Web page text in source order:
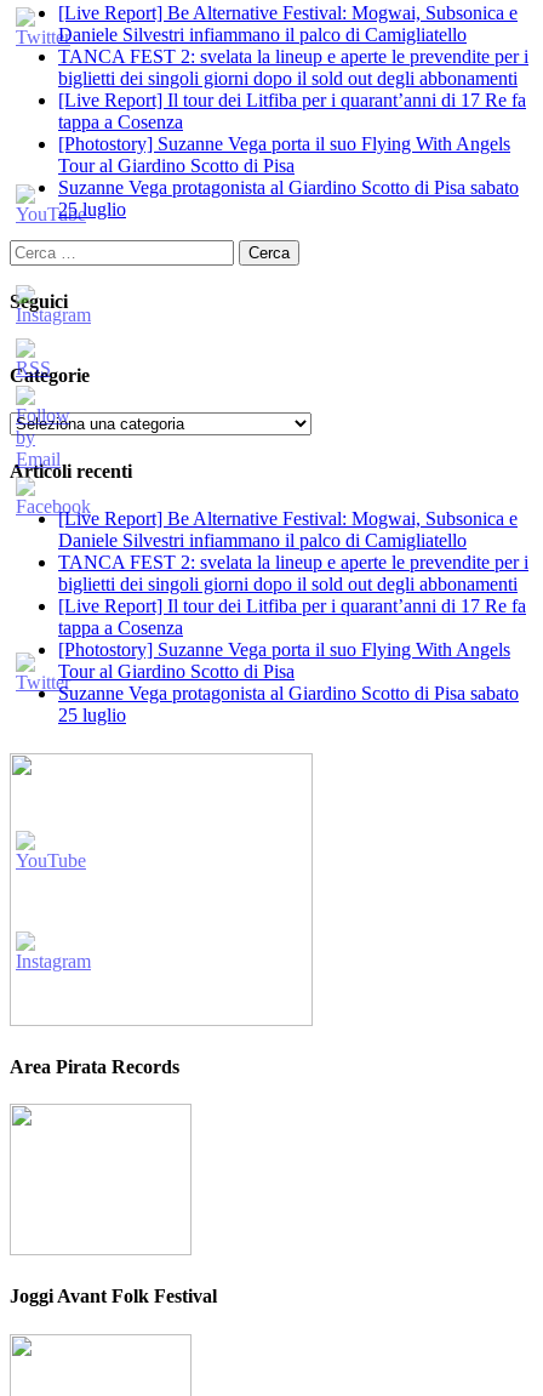
[Live Report] Be Alternative Festival: Mogwai, Subsonica e
Daniele Silvestri infiammano il palco di Camigliatello
TANCA FEST 2: svelata la lineup e aperte le prevendite per i
biglietti dei singoli giorni dopo il sold out degli abbonamenti
[Live Report] Il tour dei Litfiba per i quarant’anni di 17 Re fa
tappa a Cosenza
[Photostory] Suzanne Vega porta il suo Flying With Angels
Tour al Giardino Scotto di Pisa
Suzanne Vega protagonista al Giardino Scotto di Pisa sabato
25 luglio
Ricerca
per:
Seguici
Categorie
Categorie
Articoli recenti
[Live Report] Be Alternative Festival: Mogwai, Subsonica e
Daniele Silvestri infiammano il palco di Camigliatello
TANCA FEST 2: svelata la lineup e aperte le prevendite per i
biglietti dei singoli giorni dopo il sold out degli abbonamenti
[Live Report] Il tour dei Litfiba per i quarant’anni di 17 Re fa
tappa a Cosenza
[Photostory] Suzanne Vega porta il suo Flying With Angels
Tour al Giardino Scotto di Pisa
Suzanne Vega protagonista al Giardino Scotto di Pisa sabato
25 luglio
Area Pirata Records
Joggi Avant Folk Festival